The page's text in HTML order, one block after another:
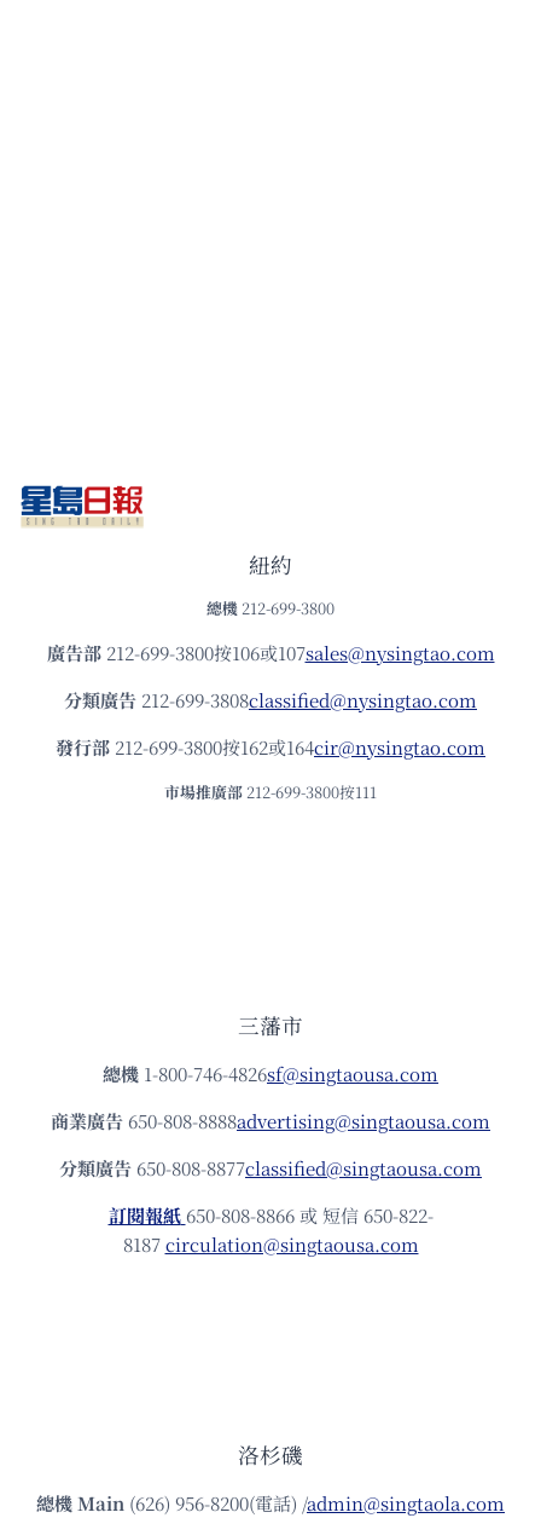
紐約
總機 212-699-3800
廣告部212-699-3800按106或107sales@nysingtao.com
分類廣告 212-699-3808classified@nysingtao.com
發⾏部 212-699-3800按162或164cir@nysingtao.com
市場推廣部 212-699-3800按111
三藩市
總機 1-800-746-4826sf@singtaousa.com
商業廣告 650-808-8888advertising@singtaousa.com
分類廣告 650-808-8877classified@singtaousa.com
訂閱報紙 650-808-8866 或 短信 650-822-
8187circulation@singtaousa.com
洛杉磯
總機Main (626) 956-8200(電話) /admin@singtaola.com